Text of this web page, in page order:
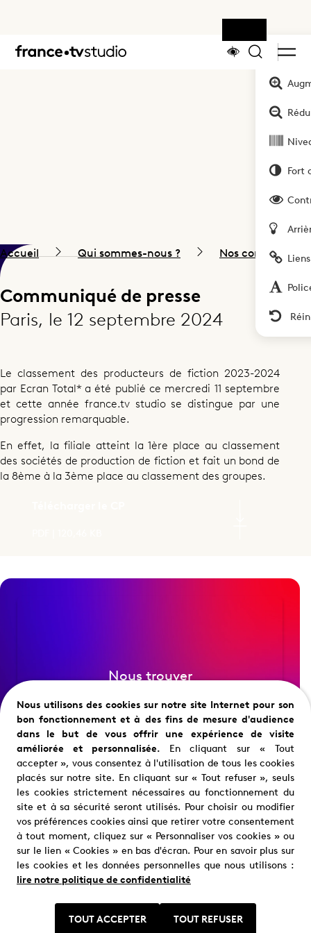
Fort
Accueil
france.tv studio : 1ère société et
3ème groupe de production de
Partager cette page
Accueil Qui sommes-nous ? Nos
Communiqué de presse
Paris, le 12 septembre 2024
Le classement des producteurs de fiction 2023-2024
par Ecran Total* a été publié ce mercredi 11 septembre
et cette année france.tv studio se distingue par une
progression remarquable.
En effet, la filiale atteint la 1ère place au classement
des sociétés de production de fiction et fait un bond de
la 8ème à la 3ème place au classement des groupes.
Nous trouver
Restons en contact
Nous utilisons des cookies sur notre site Internet pour son
bon fonctionnement et à des fins de mesure d'audience
dans le but de vous offrir une expérience de visite
améliorée et personnalisée.En cliquant sur « Tout
accepter », vous consentez à l'utilisation de tous les cookies
placés sur notre site. En cliquant sur « Tout refuser », seuls
les cookies strictement nécessaires au fonctionnement du
site et à sa sécurité seront utilisés. Pour choisir ou modifier
vos préférences cookies ainsi que retirer votre consentement
à tout moment, cliquez sur « Personnaliser vos cookies » ou
sur le lien « Cookies » en bas d'écran. Pour en savoir plus sur
les cookies et les données personnelles que nous utilisons :
lire notre politique de confidentialité
TOUT ACCEPTER TOUT REFUSER